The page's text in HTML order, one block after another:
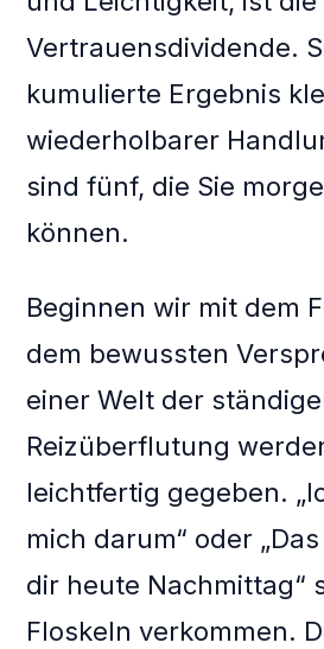
Vertrauensdividende.
kumulierte Ergebnis
wiederholbarer
sind fünf, die Sie
können.
Beginnen wir mit dem
dem bewussten
einer Welt der
Reizüberflutung
leichtfertig gegeben.
mich darum“ oder
dir heute Nachmittag“
Floskeln verkommen.